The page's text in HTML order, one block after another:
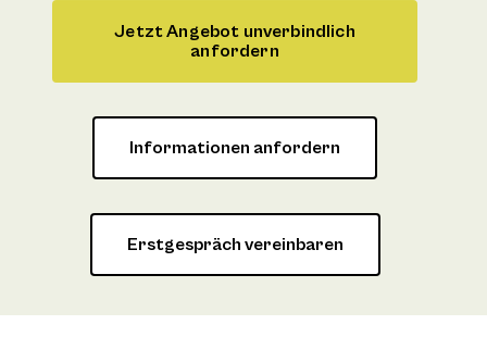
Jetzt Angebot unverbindlich
anfordern
Informationen anfordern
Erstgespräch vereinbaren